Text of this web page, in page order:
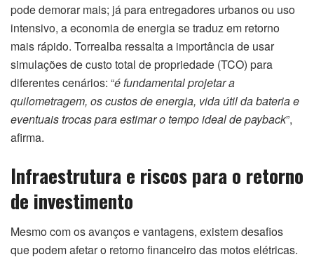
pode demorar mais; já para entregadores urbanos ou uso
intensivo, a economia de energia se traduz em retorno
mais rápido. Torrealba ressalta a importância de usar
simulações de custo total de propriedade (TCO) para
diferentes cenários: “é fundamental projetar a
quilometragem, os custos de energia, vida útil da bateria e
eventuais trocas para estimar o tempo ideal de payback”,
afirma.
Infraestrutura e riscos para o retorno
de investimento
Mesmo com os avanços e vantagens, existem desafios
que podem afetar o retorno financeiro das motos elétricas.